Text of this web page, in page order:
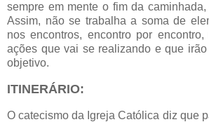
sempre em mente o fim da
Assim, não se trabalha a soma de
nos encontros, encontro por
ações que vai se realizando e que
objetivo.
ITINERÁRIO:
O catecismo da Igreja Católica diz que